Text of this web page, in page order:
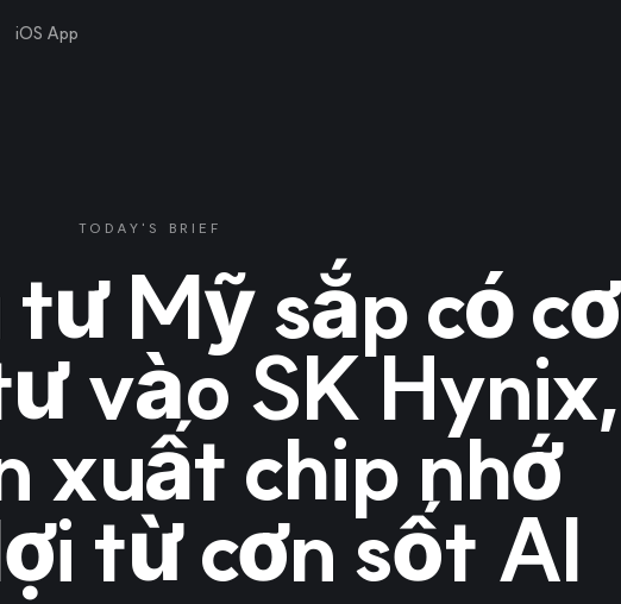
iOS App
TODAY'S BRIEF
tư Mỹ sắp có cơ
vào SK Hynix,
xuất chip nhớ
từ cơn sốt AI